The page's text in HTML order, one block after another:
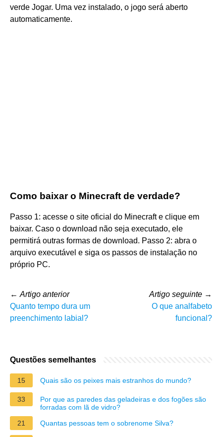
verde Jogar. Uma vez instalado, o jogo será aberto
automaticamente.
Como baixar o Minecraft de verdade?
Passo 1: acesse o site oficial do Minecraft e clique em
baixar. Caso o download não seja executado, ele
permitirá outras formas de download. Passo 2: abra o
arquivo executável e siga os passos de instalação no
próprio PC.
← Artigo anterior
Quanto tempo dura um
preenchimento labial?
Artigo seguinte →
O que analfabeto
funcional?
Questões semelhantes
15 Quais são os peixes mais estranhos do mundo?
33
Por que as paredes das geladeiras e dos fogões são
forradas com lã de vidro?
21
Quantas pessoas tem o sobrenome Silva?